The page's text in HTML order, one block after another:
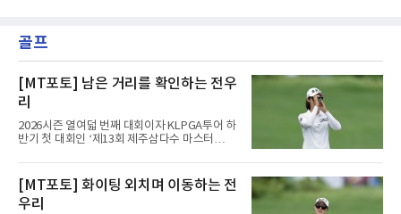
골프
[MT포토] 남은 거리를 확인하는 전우
리
2026시즌 열여덟 번째 대회이자 KLPGA투어 하
반기 첫 대회인 ‘제13회 제주삼다수 마스터
제주도 서귀포시에 위치한 테디밸리 골프앤리조
트(파72/6,767야드)에서 열리고 있다.7일 현재
2라운드 경기가 펼쳐지고 있다.전우리(휴온스)
가 12번 홀에서 경기하고 있다.
[MT포토] 화이팅 외치며 이동하는 전
우리